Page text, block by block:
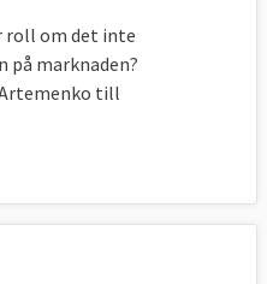
roll om det inte
marknaden?
till